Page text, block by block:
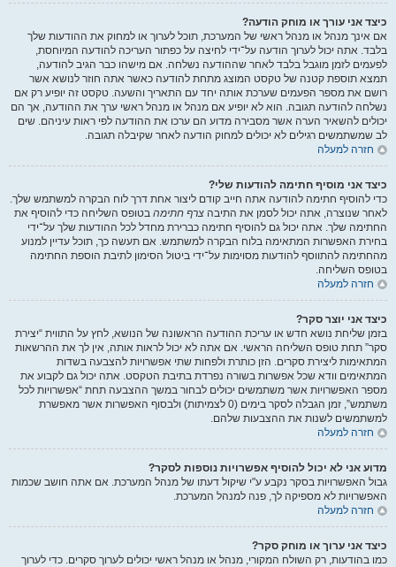
כיצד אני עורך או מוחק הודעה?
אם אינך מנהל או מנהל ראשי של המערכת, תוכל לערוך או למחוק את ההודעות שלך
בלבד. אתה יכול לערוך הודעה על־ידי לחיצה על כפתור העריכה להודעה המיוחסת,
לפעמים לזמן מוגבל בלבד לאחר שההודעה נשלחה. אם מישהו כבר הגיב להודעה,
תמצא תוספת קטנה של טקסט המוצג מתחת להודעה כאשר אתה חוזר לנושא אשר
רושם את מספר הפעמים שערכת אותה יחד עם התאריך והשעה. טקסט זה יופיע רק אם
נשלחה להודעה תגובה. הוא לא יופיע אם מנהל או מנהל ראשי ערך את ההודעה, אך הם
יכולים להשאיר הערה אשר מסבירה מדוע הם ערכו את ההודעה לפי ראות עיניהם. שים
לב שמשתמשים רגילים לא יכולים למחוק הודעה לאחר שקיבלה תגובה.
חזרה למעלה
כיצד אני מוסיף חתימה להודעות שלי?
כדי להוסיף חתימה להודעה אתה חייב קודם ליצור אחת דרך לוח הבקרה למשתמש שלך.
לאחר שנוצרה, אתה יכול לסמן את התיבה צרף חתימה בטופס השליחה כדי להוסיף את
החתימה שלך. אתה יכול גם להוסיף חתימה כברירת מחדל לכל ההודעות שלך על־ידי
בחירת האפשרות המתאימה בלוח הבקרה למשתמש. אם תעשה כך, תוכל עדיין למנוע
מהחתימה להתווסף להודעות מסוימות על־ידי ביטול הסימון לתיבת הוספת החתימה
בטופס השליחה.
חזרה למעלה
כיצד אני יוצר סקר?
בזמן שליחת נושא חדש או עריכת ההודעה הראשונה של הנושא, לחץ על התווית “יצירת
סקר” תחת טופס השליחה הראשי. אם אתה לא יכול לראות אותה, אין לך את ההרשאות
המתאימות ליצירת סקרים. הזן כותרת ולפחות שתי אפשרויות להצבעה בשדות
המתאימים וודא שכל אפשרות בשורה נפרדת בתיבת הטקסט. אתה יכול גם לקבוע את
מספר האפשרויות אשר משתמשים יכולים לבחור במשך ההצבעה תחת “אפשרויות לכל
משתמש”, זמן הגבלה לסקר בימים (0 לצמיתות) ולבסוף האפשרות אשר מאפשרת
למשתמשים לשנות את ההצבעות שלהם.
חזרה למעלה
מדוע אני לא יכול להוסיף אפשרויות נוספות לסקר?
גבול האפשרויות בסקר נקבע ע"י שיקול דעתו של מנהל המערכת. אם אתה חושב שכמות
האפשרויות לא מספיקה לך, פנה למנהל המערכת.
חזרה למעלה
כיצד אני ערוך או מוחק סקר?
כמו בהודעות, רק השולח המקורי, מנהל או מנהל ראשי יכולים לערוך סקרים. כדי לערוך